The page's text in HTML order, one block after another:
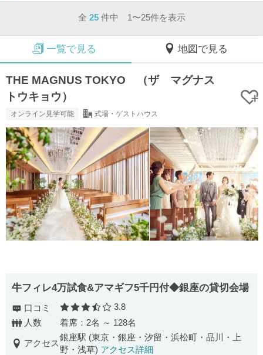
全 25 件中 1〜25件を表示
一覧で見る 地図で見る
THE MAGNUS TOKYO （ザ マグナス
トウキョウ）
オンライン見学可能 式場・ゲストハウス
牛フィレ4万試食&アマギフ5千円付◆銀座の貸切会場
口コミ 口コミ評価
3.8
人数
着席：2名 ～ 128名
アクセス
銀座駅 (東京・銀座・汐留・浜松町・品川・上
野・浅草) アクセス詳細